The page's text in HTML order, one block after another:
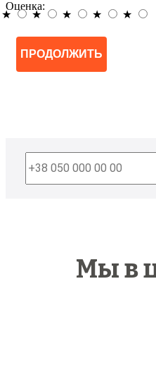
Оценка:
★
★
★
★
★
ПРОДОЛЖИТЬ
Мы в